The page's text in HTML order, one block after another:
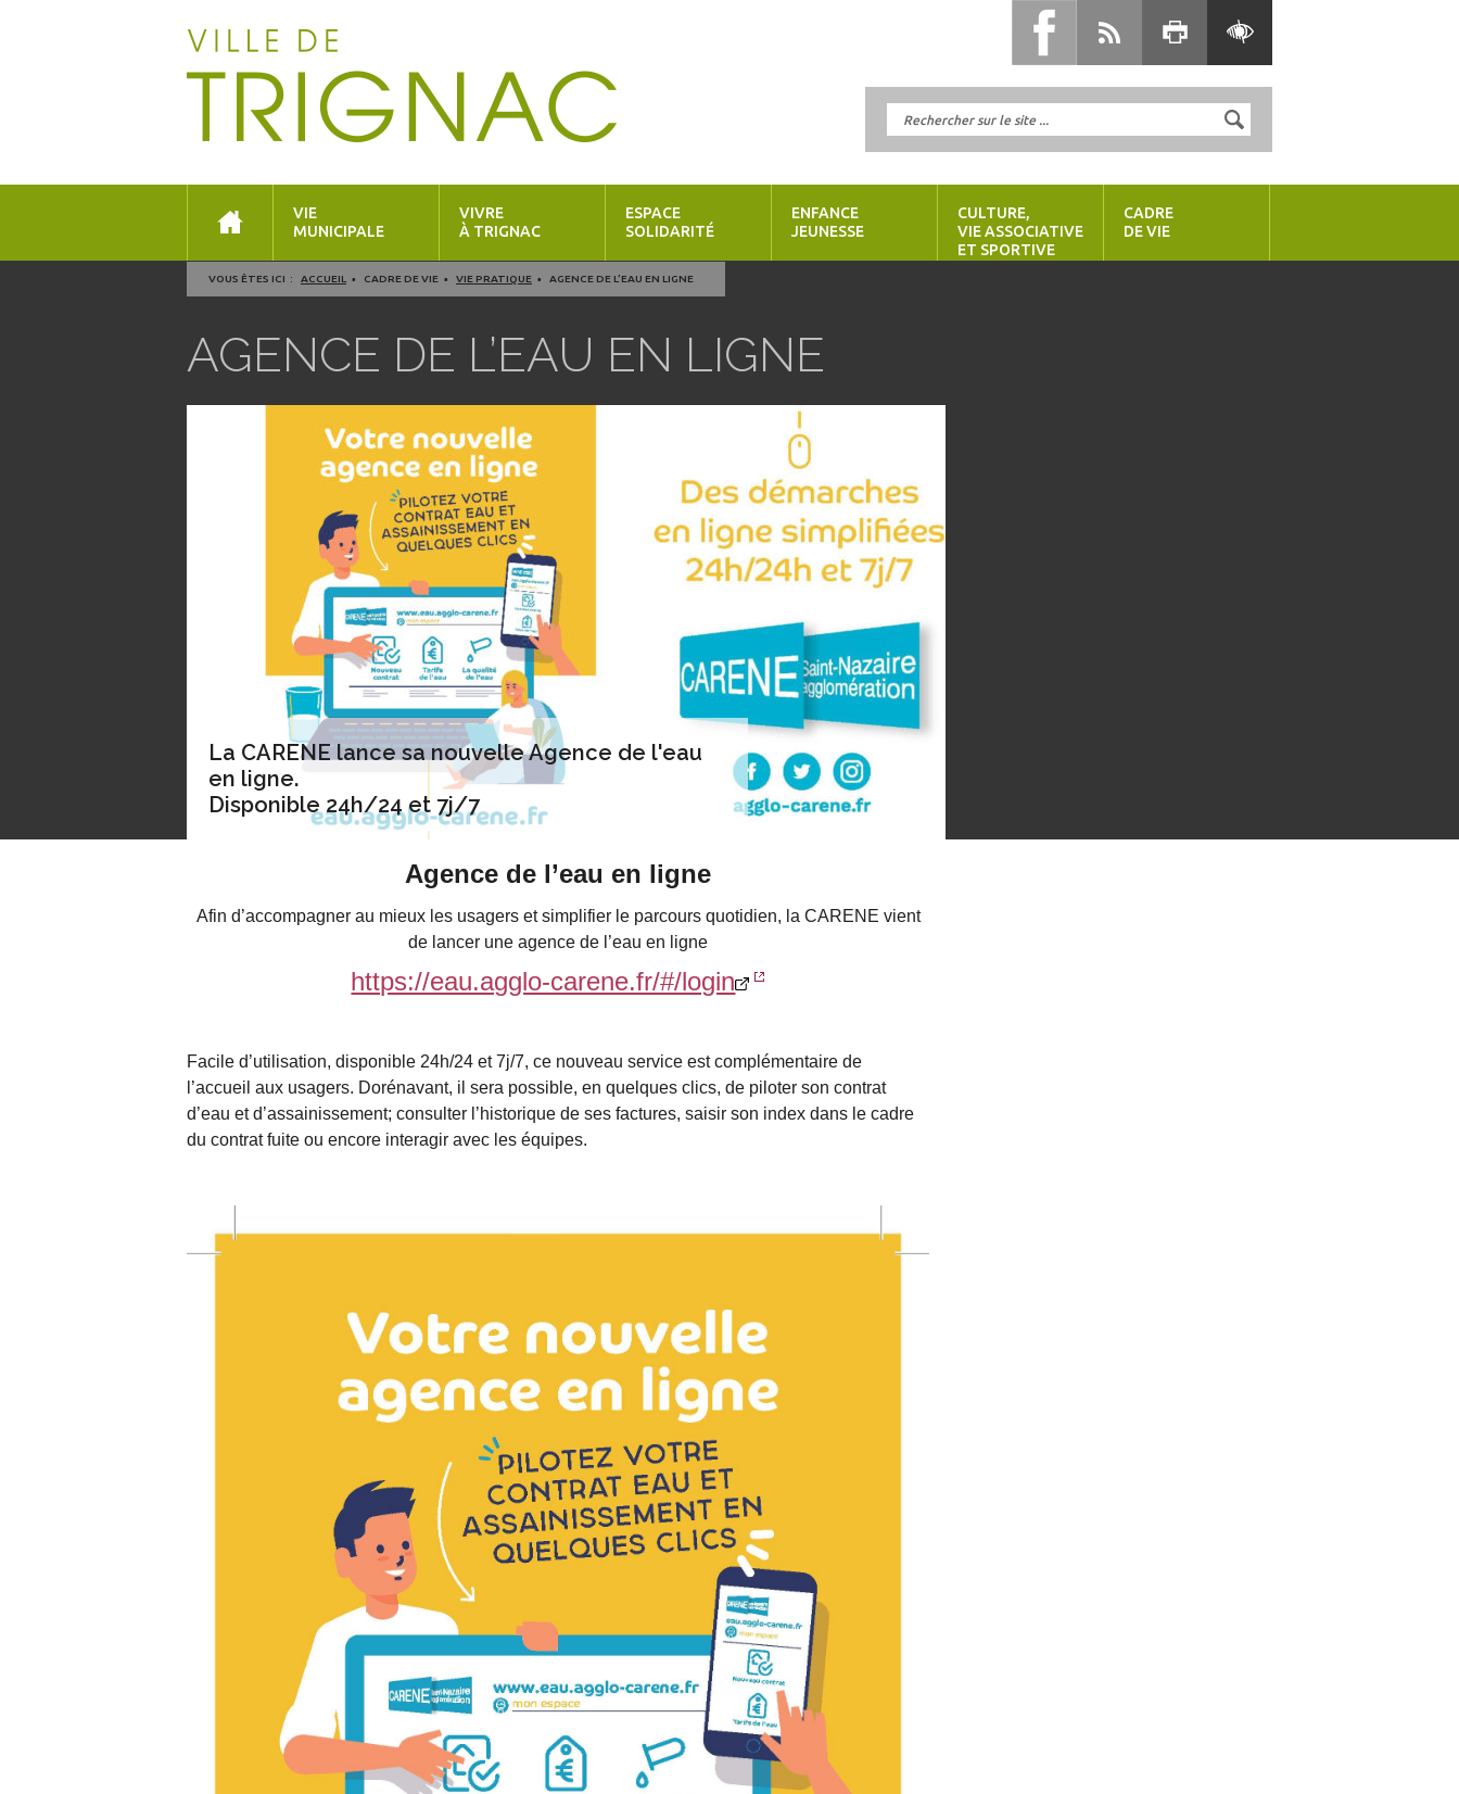
VIE
MUNICIPALE
VIVRE
À TRIGNAC
ESPACE
SOLIDARITÉ
ENFANCE
JEUNESSE
CULTURE,
VIE ASSOCIATIVE
ET SPORTIVE
CADRE
DE VIE
VOUS ÊTES ICI : ACCUEIL CADRE DE VIE VIE PRATIQUE AGENCE DE L’EAU EN LIGNE
AGENCE DE L’EAU EN LIGNE
La CARENE lance sa nouvelle Agence de l'eau
en ligne.
Disponible 24h/24 et 7j/7
Agence de l’eau en ligne
Afin d’accompagner au mieux les usagers et simplifier le parcours quotidien, la CARENE vient
de lancer une agence de l’eau en ligne
https://eau.agglo-carene.fr/#/login
Facile d’utilisation, disponible 24h/24 et 7j/7, ce nouveau service est complémentaire de
l’accueil aux usagers. Dorénavant, il sera possible, en quelques clics, de piloter son contrat
d’eau et d’assainissement; consulter l’historique de ses factures, saisir son index dans le cadre
du contrat fuite ou encore interagir avec les équipes.